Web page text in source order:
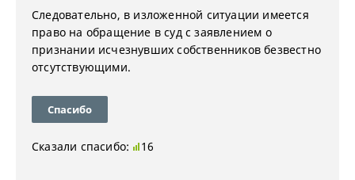
Следовательно, в изложенной ситуации имеется
право на обращение в суд с заявлением о
признании исчезнувших собственников безвестно
отсутствующими.
Спасибо
Сказали спасибо: 16